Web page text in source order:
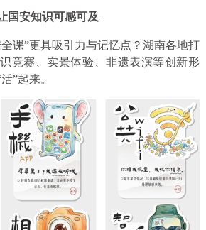
国安知识可感可及
课”更具吸引力与记忆点？湖南各地打
竞赛、实景体验、非遗表演等创新形
”起来。